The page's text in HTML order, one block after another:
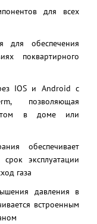
для всех
для обеспечения
поквартирного
IOS и Android с
позволяющая
в доме или
обеспечивает
эксплуатации
газа
давления в
встроенным